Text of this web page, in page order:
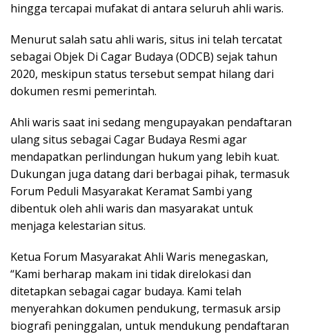
hingga tercapai mufakat di antara seluruh ahli waris.
Menurut salah satu ahli waris, situs ini telah tercatat
sebagai Objek Di Cagar Budaya (ODCB) sejak tahun
2020, meskipun status tersebut sempat hilang dari
dokumen resmi pemerintah.
Ahli waris saat ini sedang mengupayakan pendaftaran
ulang situs sebagai Cagar Budaya Resmi agar
mendapatkan perlindungan hukum yang lebih kuat.
Dukungan juga datang dari berbagai pihak, termasuk
Forum Peduli Masyarakat Keramat Sambi yang
dibentuk oleh ahli waris dan masyarakat untuk
menjaga kelestarian situs.
Ketua Forum Masyarakat Ahli Waris menegaskan,
“Kami berharap makam ini tidak direlokasi dan
ditetapkan sebagai cagar budaya. Kami telah
menyerahkan dokumen pendukung, termasuk arsip
biografi peninggalan, untuk mendukung pendaftaran